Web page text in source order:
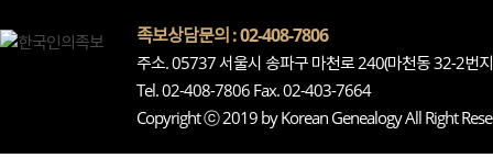
족보상담문의 : 02-408-7806
주소. 05737 서울시 송파구 마천로 240(마천동 32-2번
Tel. 02-408-7806 Fax. 02-403-7664
Copyright ⓒ 2019 by Korean Genealogy All Right